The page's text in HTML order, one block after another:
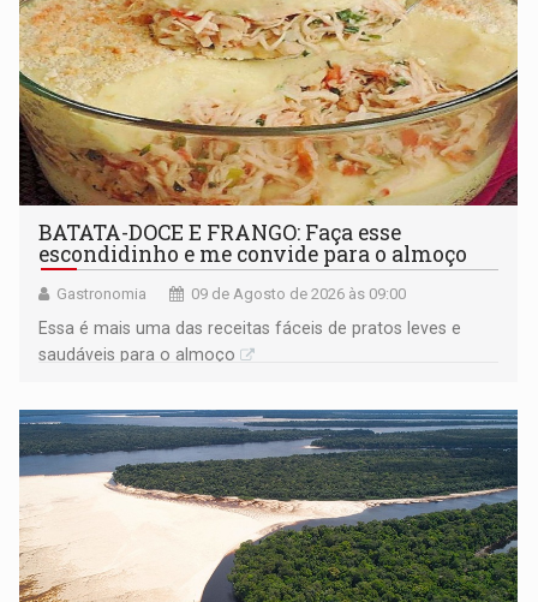
BATATA-DOCE E FRANGO: Faça esse
escondidinho e me convide para o almoço
Gastronomia 09 de Agosto de 2026 às 09:00
Essa é mais uma das receitas fáceis de pratos leves e
saudáveis para o almoço